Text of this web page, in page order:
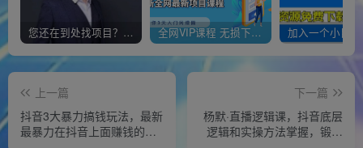
您还在到处找项目？还在当韭菜？我靠经营“一个小目标网创商城”年入百W+，曾经我也负债累累! 全网VIP课程 无损下载~
上一篇
抖音3大暴力搞钱玩法，最新
最暴力在抖音上面赚钱的方
下一篇
杨默·直播逻辑课，抖音底层
逻辑和实操方法掌握，锻炼